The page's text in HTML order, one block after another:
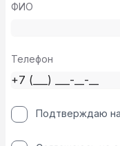
ФИО
Телефон
Подтверждаю